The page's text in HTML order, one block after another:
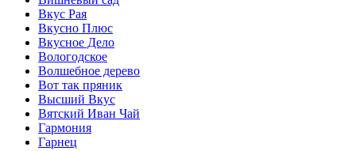
Вкус Рая
Вкусно Плюс
Вкусное Дело
Вологодское
Волшебное дерево
Вот так пряник
Высший Вкус
Вятский Иван Чай
Гармония
Гарнец